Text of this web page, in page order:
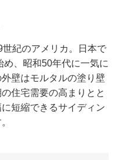
紀のアメリカ。日本で
、昭和50年代に一気に
壁はモルタルの塗り壁
住宅需要の高まりとと
短縮できるサイディン